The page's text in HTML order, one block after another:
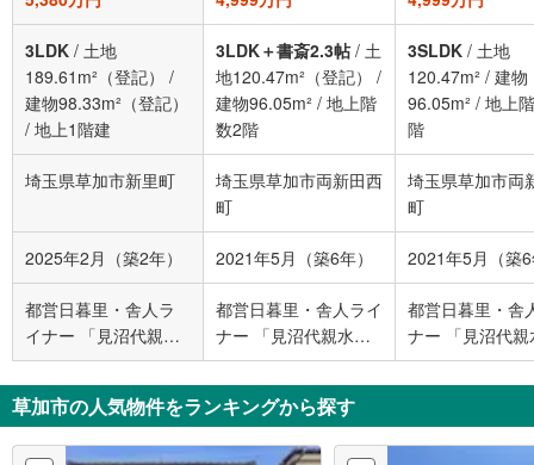
3LDK / 土地
189.61m²（登記）
/
建物98.33m²（登記）
/ 地上1階建
3LDK＋書斎2.3帖/ 土
地120.47m²（登記）
/
建物96.05m² / 地上階
数2階
3SLDK / 土地
120.47m² / 建物
96.05m² / 地上
階
埼玉県草加市新里町
埼玉県草加市両新田西
町
埼玉県草加市両
町
2025年2月（築2年） 2021年5月（築6年） 2021年5月（築
都営日暮里・舎人ラ
イナー 「見沼代親水
公園」駅 徒歩18分
都営日暮里・舎人ライ
ナー 「見沼代親水公
園」駅 徒歩20分
都営日暮里・舎
ナー 「見沼代親
園」駅 徒歩20分
草加市の人気物件をランキングから探す